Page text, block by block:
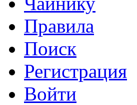
Правила
Поиск
Регистрация
Войти